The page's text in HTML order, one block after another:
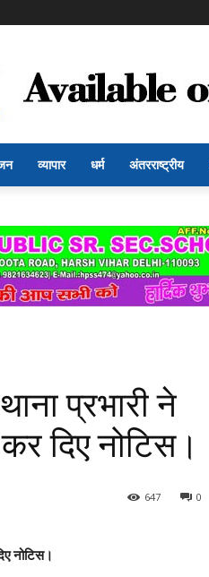
व्यापार धर्म अंतरराष्ट्रीय
प्रभारी ने
दिए नोटिस।
0
647
नोटिस।